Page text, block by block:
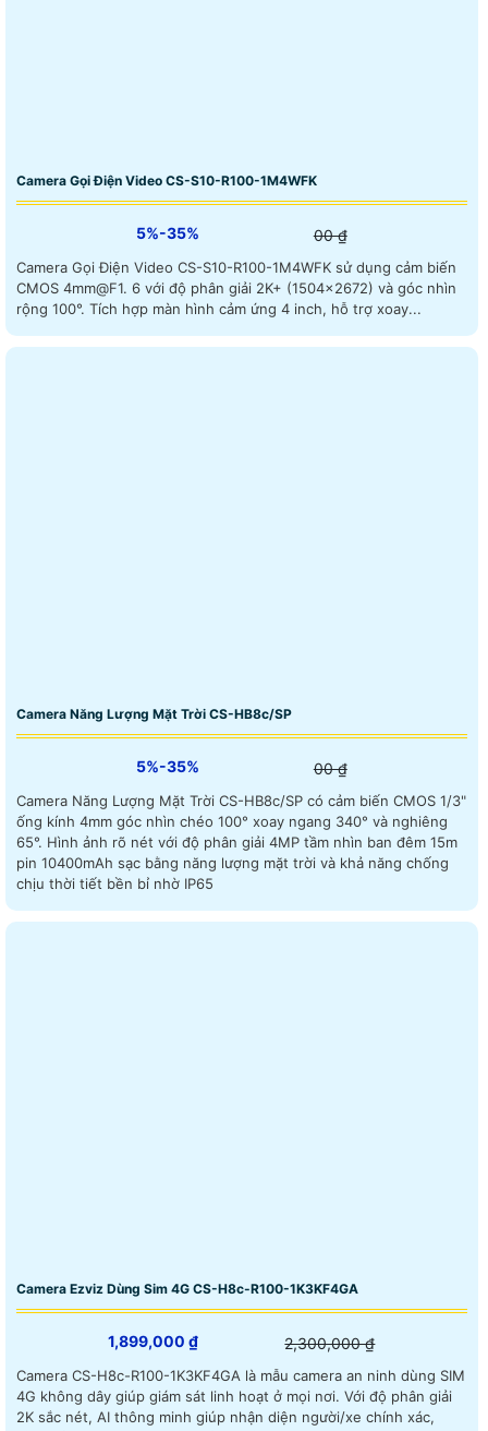
Camera Gọi Điện Video CS-S10-R100-1M4WFK
5%-35% 00 ₫
Camera Gọi Điện Video CS-S10-R100-1M4WFK sử dụng cảm biến
CMOS 4mm@F1. 6 với độ phân giải 2K+ (1504×2672) và góc nhìn
rộng 100°. Tích hợp màn hình cảm ứng 4 inch, hỗ trợ xoay...
Camera Năng Lượng Mặt Trời CS-HB8c/SP
5%-35% 00 ₫
Camera Năng Lượng Mặt Trời CS-HB8c/SP có cảm biến CMOS 1/3"
ống kính 4mm góc nhìn chéo 100° xoay ngang 340° và nghiêng
65°. Hình ảnh rõ nét với độ phân giải 4MP tầm nhìn ban đêm 15m
pin 10400mAh sạc bằng năng lượng mặt trời và khả năng chống
chịu thời tiết bền bỉ nhờ IP65
Camera Ezviz Dùng Sim 4G CS-H8c-R100-1K3KF4GA
1,899,000 ₫ 2,300,000 ₫
Camera CS-H8c-R100-1K3KF4GA là mẫu camera an ninh dùng SIM
4G không dây giúp giám sát linh hoạt ở mọi nơi. Với độ phân giải
2K sắc nét, AI thông minh giúp nhận diện người/xe chính xác,